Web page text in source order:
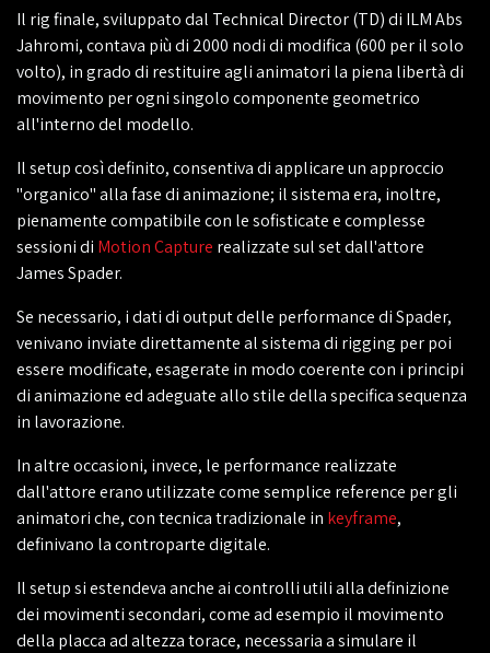
Il rig finale, sviluppato dal Technical Director (TD) di ILM Abs
Jahromi, contava più di 2000 nodi di modifica (600 per il solo
volto), in grado di restituire agli animatori la piena libertà di
movimento per ogni singolo componente geometrico
all'interno del modello.
Il setup così definito, consentiva di applicare un approccio
"organico" alla fase di animazione; il sistema era, inoltre,
pienamente compatibile con le sofisticate e complesse
sessioni di Motion Capture realizzate sul set dall'attore
James Spader.
Se necessario, i dati di output delle performance di Spader,
venivano inviate direttamente al sistema di rigging per poi
essere modificate, esagerate in modo coerente con i principi
di animazione ed adeguate allo stile della specifica sequenza
in lavorazione.
In altre occasioni, invece, le performance realizzate
dall'attore erano utilizzate come semplice reference per gli
animatori che, con tecnica tradizionale in keyframe,
definivano la controparte digitale.
Il setup si estendeva anche ai controlli utili alla definizione
dei movimenti secondari, come ad esempio il movimento
della placca ad altezza torace, necessaria a simulare il